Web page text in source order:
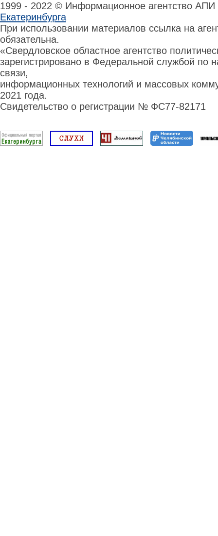
1999 - 2022 © Информационное агентство
Екатеринбурга
При использовании материалов ссылка на
обязательна.
«Свердловское областное агентство
зарегистрировано в Федеральной службой по
связи,
информационных технологий и массовых
2021 года.
Свидетельство о регистрации № ФС77-82171